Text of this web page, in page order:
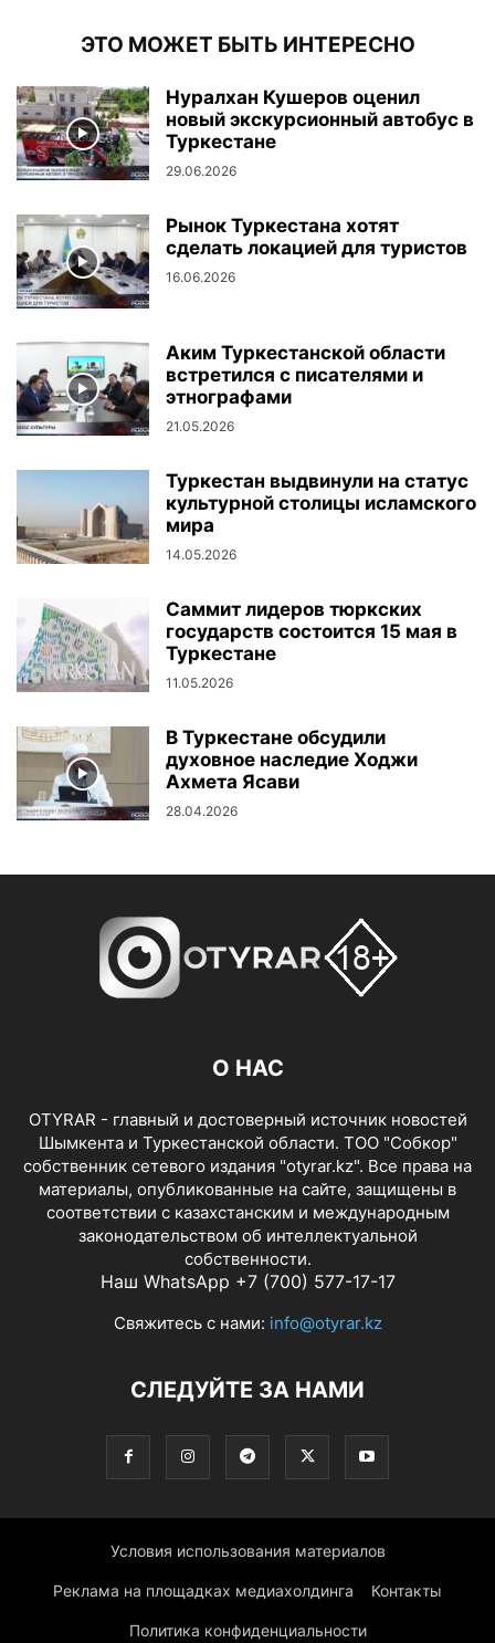
ЭТО МОЖЕТ БЫТЬ ИНТЕРЕСНО
Нуралхан Кушеров оценил
новый экскурсионный автобус в
Туркестане
29.06.2026
Рынок Туркестана хотят
сделать локацией для туристов
16.06.2026
Аким Туркестанской области
встретился с писателями и
этнографами
21.05.2026
Туркестан выдвинули на статус
культурной столицы исламского
мира
14.05.2026
Саммит лидеров тюркских
государств состоится 15 мая в
Туркестане
11.05.2026
В Туркестане обсудили
духовное наследие Ходжи
Ахмета Ясави
28.04.2026
О НАС
OTYRAR - главный и достоверный источник новостей
Шымкента и Туркестанской области. ТОО "Собкор"
собственник сетевого издания "otyrar.kz". Все права на
материалы, опубликованные на сайте, защищены в
соответствии с казахстанским и международным
законодательством об интеллектуальной
собственности.
Наш WhatsApp +7 (700) 577-17-17
Свяжитесь с нами: info@otyrar.kz
СЛЕДУЙТЕ ЗА НАМИ
Условия использования материалов
Реклама на площадках медиахолдинга Контакты
Политика конфиденциальности